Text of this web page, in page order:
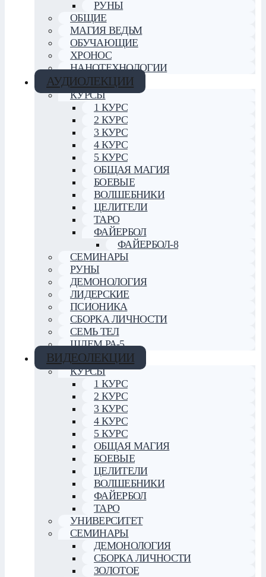
РУНЫ
ОБЩИЕ
МАГИЯ ВЕДЬМ
ОБУЧАЮЩИЕ
ХРОНОС
НАНОТЕХНОЛОГИИ
АУДИОЛЕКЦИИ
КУРСЫ
1 КУРС
2 КУРС
3 КУРС
4 КУРС
5 КУРС
ОБЩАЯ МАГИЯ
БОЕВЫЕ
ВОЛШЕБНИКИ
ЦЕЛИТЕЛИ
ТАРО
ФАЙЕРБОЛ
ФАЙЕРБОЛ-8
СЕМИНАРЫ
РУНЫ
ДЕМОНОЛОГИЯ
ЛИДЕРСКИЕ
ПСИОНИКА
СБОРКА ЛИЧНОСТИ
СЕМЬ ТЕЛ
ШЛЕМ РА-5
ВИДЕОЛЕКЦИИ
КУРСЫ
1 КУРС
2 КУРС
3 КУРС
4 КУРС
5 КУРС
ОБЩАЯ МАГИЯ
БОЕВЫЕ
ЦЕЛИТЕЛИ
ВОЛШЕБНИКИ
ФАЙЕРБОЛ
ТАРО
УНИВЕРСИТЕТ
СЕМИНАРЫ
ДЕМОНОЛОГИЯ
СБОРКА ЛИЧНОСТИ
ЗОЛОТОЕ